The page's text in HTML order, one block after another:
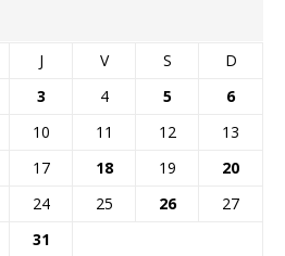
J V S
D
3 4 5
6
10 11 12
13
17 18 19
20
24 25 26
27
31